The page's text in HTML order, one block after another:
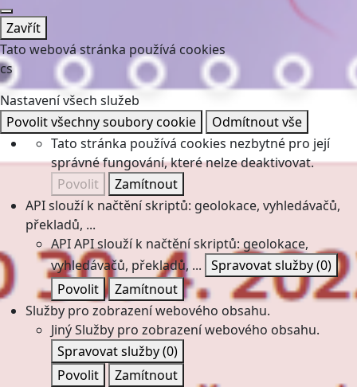
Zavřít
Tato webová stránka používá cookies
cs
Nastavení všech služeb
Povolit všechny soubory cookie
Odmítnout vše
Tato stránka používá cookies nezbytné pro její
správné fungování, které nelze deaktivovat.
Povolit
Zamítnout
API slouží k načtění skriptů: geolokace, vyhledávačů,
překladů, ...
APIAPI slouží k načtění skriptů: geolokace,
vyhledávačů, překladů, ... Spravovat služby(0)
Povolit
Zamítnout
Služby pro zobrazení webového obsahu.
JinýSlužby pro zobrazení webového obsahu.
Spravovat služby(0)
Povolit
Zamítnout